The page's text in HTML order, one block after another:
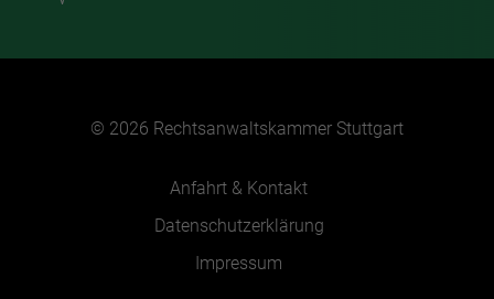
© 2026 Rechtsanwaltskammer Stuttgart
Anfahrt & Kontakt
Datenschutzerklärung
Impressum